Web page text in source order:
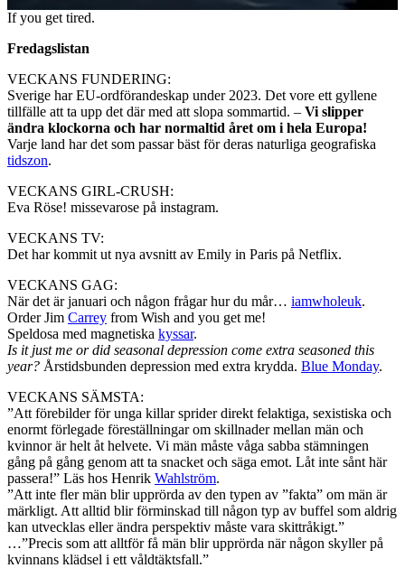
If you get tired.
Fredagslistan
VECKANS FUNDERING:
Sverige har EU-ordförandeskap under 2023. Det vore ett gyllene
tillfälle att ta upp det där med att slopa sommartid. – Vi slipper
ändra klockorna och har normaltid året om i hela Europa!
Varje land har det som passar bäst för deras naturliga geografiska
tidszon.
VECKANS GIRL-CRUSH:
Eva Röse! missevarose på instagram.
VECKANS TV:
Det har kommit ut nya avsnitt av Emily in Paris på Netflix.
VECKANS GAG:
När det är januari och någon frågar hur du mår… iamwholeuk.
Order Jim Carrey from Wish and you get me!
Speldosa med magnetiska kyssar.
Is it just me or did seasonal depression come extra seasoned this
year? Årstidsbunden depression med extra krydda. Blue Monday.
VECKANS SÄMSTA:
”Att förebilder för unga killar sprider direkt felaktiga, sexistiska och
enormt förlegade föreställningar om skillnader mellan män och
kvinnor är helt åt helvete. Vi män måste våga sabba stämningen
gång på gång genom att ta snacket och säga emot. Låt inte sånt här
passera!” Läs hos Henrik Wahlström.
”Att inte fler män blir upprörda av den typen av ”fakta” om män är
märkligt. Att alltid blir förminskad till någon typ av buffel som aldrig
kan utvecklas eller ändra perspektiv måste vara skittråkigt.”
…”Precis som att alltför få män blir upprörda när någon skyller på
kvinnans klädsel i ett våldtäktsfall.”